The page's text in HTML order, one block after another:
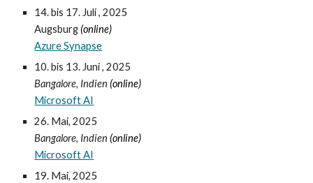
14. bis 17. Juli, 2025
Augsburg(online)
Azure Synapse
10. bis 13. Juni, 2025
Bangalore, Indien (online)
Microsoft AI
26. Mai, 2025
Bangalore, Indien (online)
Microsoft AI
19. Mai, 2025